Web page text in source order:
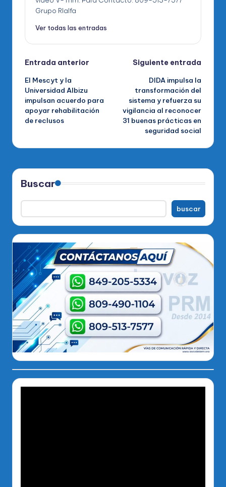
Grupo RIalfa
Ver todas las entradas
Navegación
de
entradas
Entrada anterior
El Mescyt y la
Universidad Albizu
impulsan acuerdo para
apoyar rehabilitación
de reclusos
Siguiente entrada
DIDA impulsa la
transformación del
sistema y refuerza su
vigilancia al reconocer
31 buenas prácticas en
seguridad social
Buscar
buscar